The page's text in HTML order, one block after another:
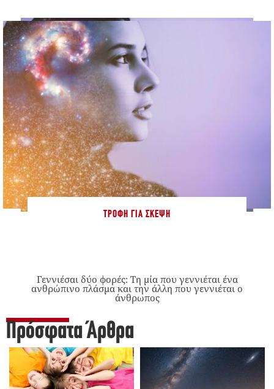
ΤΡΟΦΉ ΓΙΑ ΣΚΈΨΗ
Γεννιέσαι δύο φορές: Tη μία που γεννιέται ένα
ανθρώπινο πλάσμα και την άλλη που γεννιέται ο
άνθρωπος
Πρόσφατα Άρθρα